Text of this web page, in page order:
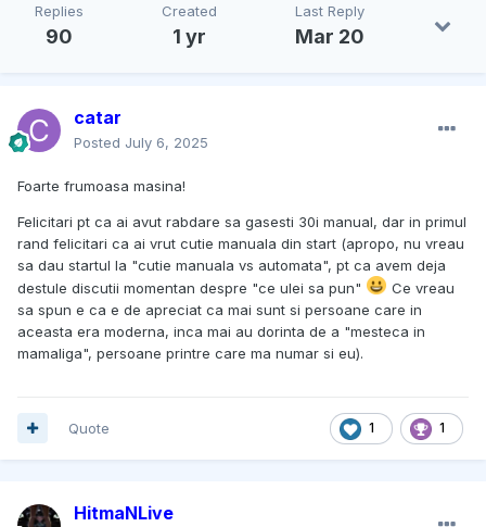
Replies
90
Created
1 yr
Last Reply
Mar 20
catar
Posted July 6, 2025
Foarte frumoasa masina!
Felicitari pt ca ai avut rabdare sa gasesti 30i manual, dar in primul
rand felicitari ca ai vrut cutie manuala din start (apropo, nu vreau
sa dau startul la "cutie manuala vs automata", pt ca avem deja
destule discutii momentan despre "ce ulei sa pun"
Ce vreau
sa spun e ca e de apreciat ca mai sunt si persoane care in
aceasta era moderna, inca mai au dorinta de a "mesteca in
mamaliga", persoane printre care ma numar si eu).
1 1
Quote
HitmaNLive